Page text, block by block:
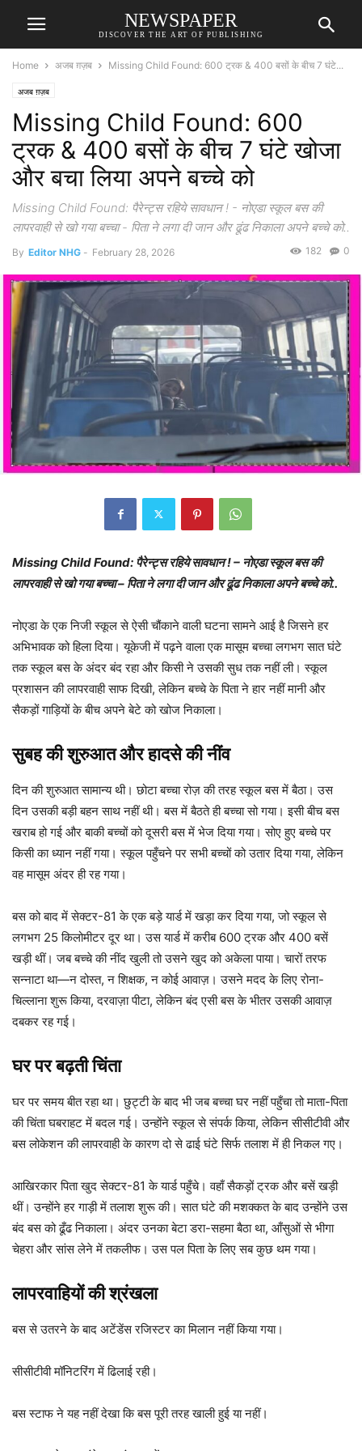
NEWSPAPER
DISCOVER THE ART OF PUBLISHING
Home अजब ग़ज़ब Missing Child Found: 600 ट्रक & 400 बसों के बीच 7 घंटे...
अजब ग़ज़ब
Missing Child Found: 600
ट्रक & 400 बसों के बीच 7 घंटे खोजा
और बचा लिया अपने बच्चे को
Missing Child Found: पैरेन्ट्स रहिये सावधान ! - नोएडा स्कूल बस की
लापरवाही से खो गया बच्चा - पिता ने लगा दी जान और ढूंढ निकाला अपने बच्चे को..
By Editor NHG - February 28, 2026 0
182
Missing Child Found: पैरेन्ट्स रहिये सावधान ! – नोएडा स्कूल बस की
लापरवाही से खो गया बच्चा – पिता ने लगा दी जान और ढूंढ निकाला अपने बच्चे को..
नोएडा के एक निजी स्कूल से ऐसी चौंकाने वाली घटना सामने आई है जिसने हर
अभिभावक को हिला दिया। यूकेजी में पढ़ने वाला एक मासूम बच्चा लगभग सात घंटे
तक स्कूल बस के अंदर बंद रहा और किसी ने उसकी सुध तक नहीं ली। स्कूल
प्रशासन की लापरवाही साफ दिखी, लेकिन बच्चे के पिता ने हार नहीं मानी और
सैकड़ों गाड़ियों के बीच अपने बेटे को खोज निकाला।
सुबह की शुरुआत और हादसे की नींव
दिन की शुरुआत सामान्य थी। छोटा बच्चा रोज़ की तरह स्कूल बस में बैठा। उस
दिन उसकी बड़ी बहन साथ नहीं थी। बस में बैठते ही बच्चा सो गया। इसी बीच बस
खराब हो गई और बाकी बच्चों को दूसरी बस में भेज दिया गया। सोए हुए बच्चे पर
किसी का ध्यान नहीं गया। स्कूल पहुँचने पर सभी बच्चों को उतार दिया गया, लेकिन
वह मासूम अंदर ही रह गया।
बस को बाद में सेक्टर-81 के एक बड़े यार्ड में खड़ा कर दिया गया, जो स्कूल से
लगभग 25 किलोमीटर दूर था। उस यार्ड में करीब 600 ट्रक और 400 बसें
खड़ी थीं। जब बच्चे की नींद खुली तो उसने खुद को अकेला पाया। चारों तरफ
सन्नाटा था—न दोस्त, न शिक्षक, न कोई आवाज़। उसने मदद के लिए रोना-
चिल्लाना शुरू किया, दरवाज़ा पीटा, लेकिन बंद एसी बस के भीतर उसकी आवाज़
दबकर रह गई।
घर पर बढ़ती चिंता
घर पर समय बीत रहा था। छुट्टी के बाद भी जब बच्चा घर नहीं पहुँचा तो माता-पिता
की चिंता घबराहट में बदल गई। उन्होंने स्कूल से संपर्क किया, लेकिन सीसीटीवी और
बस लोकेशन की लापरवाही के कारण दो से ढाई घंटे सिर्फ तलाश में ही निकल गए।
आखिरकार पिता खुद सेक्टर-81 के यार्ड पहुँचे। वहाँ सैकड़ों ट्रक और बसें खड़ी
थीं। उन्होंने हर गाड़ी में तलाश शुरू की। सात घंटे की मशक्कत के बाद उन्होंने उस
बंद बस को ढूँढ निकाला। अंदर उनका बेटा डरा-सहमा बैठा था, आँसुओं से भीगा
चेहरा और सांस लेने में तकलीफ। उस पल पिता के लिए सब कुछ थम गया।
लापरवाहियों की श्रंखला
बस से उतरने के बाद अटेंडेंस रजिस्टर का मिलान नहीं किया गया।
सीसीटीवी मॉनिटरिंग में ढिलाई रही।
बस स्टाफ ने यह नहीं देखा कि बस पूरी तरह खाली हुई या नहीं।